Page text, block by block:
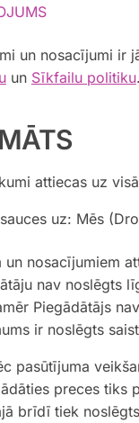
un nosacījumi ir
un Sīkfailu politiku.
attiecas uz
uz: Mēs
un nosacījumiem
nav noslēgts
Piegādātājs
ir noslēgts
pasūtījuma
preces tiks
brīdī tiek